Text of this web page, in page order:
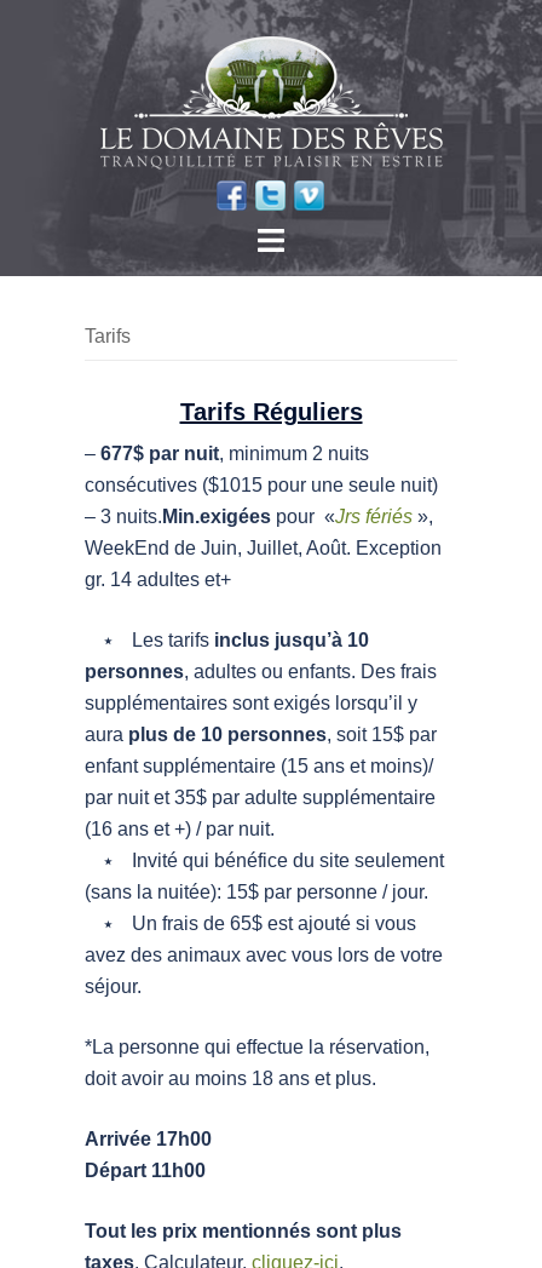
Tarifs
Tarifs Réguliers
– 677$ par nuit, minimum 2 nuits
consécutives ($1015 pour une seule nuit)
– 3 nuits. Min.exigées pour «Jrs fériés »,
WeekEnd de Juin, Juillet, Août. Exception
gr. 14 adultes et+
Les tarifs inclus jusqu’à 10
personnes, adultes ou enfants. Des frais
supplémentaires sont exigés lorsqu’il y
aura plus de 10 personnes, soit 15$ par
enfant supplémentaire (15 ans et moins)/
par nuit et 35$ par adulte supplémentaire
(16 ans et +) / par nuit.
Invité qui bénéfice du site seulement
(sans la nuitée): 15$ par personne / jour.
Un frais de 65$ est ajouté si vous
avez des animaux avec vous lors de votre
séjour.
*La personne qui effectue la réservation,
doit avoir au moins 18 ans et plus.
Arrivée 17h00
Départ 11h00
Tout les prix mentionnés sont plus
taxes. Calculateur, cliquez-ici.